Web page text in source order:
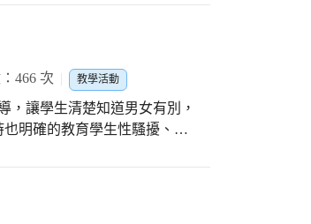
466 次 教學活動
明確的教育學生性騷擾、性